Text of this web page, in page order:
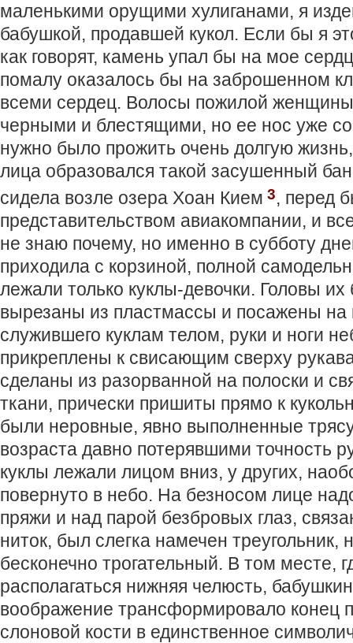
маленькими орущими хулиганами, я
бабушкой, продавшей кукол. Если бы я
как говорят, камень упал бы на мое
помалу оказалось бы на заброшенном
всеми сердец. Волосы пожилой
черными и блестящими, но ее нос уже
нужно было прожить очень долгую
лица образовался такой засушенный
сидела возле озера Хоан Кием 3, перед
представительством авиакомпании, и
не знаю почему, но именно в субботу
приходила с корзиной, полной
лежали только куклы-девочки. Головы их
вырезаны из пластмассы и посажены на
служившего куклам телом, руки и ноги
прикреплены к свисающим сверху
сделаны из разорванной на полоски и
ткани, прически пришиты прямо к
были неровные, явно выполненные
возраста давно потерявшими точность
куклы лежали лицом вниз, у других,
повернуто в небо. На безносом лице
пряжи и над парой безбровых глаз,
ниток, был слегка намечен треугольник,
бесконечно трогательный. В том месте,
располагаться нижняя челюсть,
воображение трансформировало конец
слоновой кости в единственное